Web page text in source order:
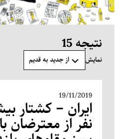
(Illustration Graphfac.com) ©
نتیجه 15
نمایش از جدید به قدیم
19/11/2019
نفر از معترضان